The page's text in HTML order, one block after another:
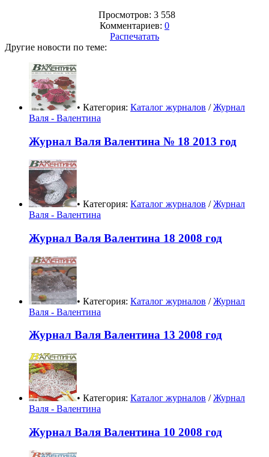
Просмотров: 3 558
Комментариев: 0
Распечатать
Другие новости по теме:
• Категория: Каталог журналов /Журнал
Валя - Валентина
Журнал Валя Валентина № 18 2013 год
• Категория: Каталог журналов /Журнал
Валя - Валентина
Журнал Валя Валентина 18 2008 год
• Категория: Каталог журналов /Журнал
Валя - Валентина
Журнал Валя Валентина 13 2008 год
• Категория: Каталог журналов /Журнал
Валя - Валентина
Журнал Валя Валентина 10 2008 год